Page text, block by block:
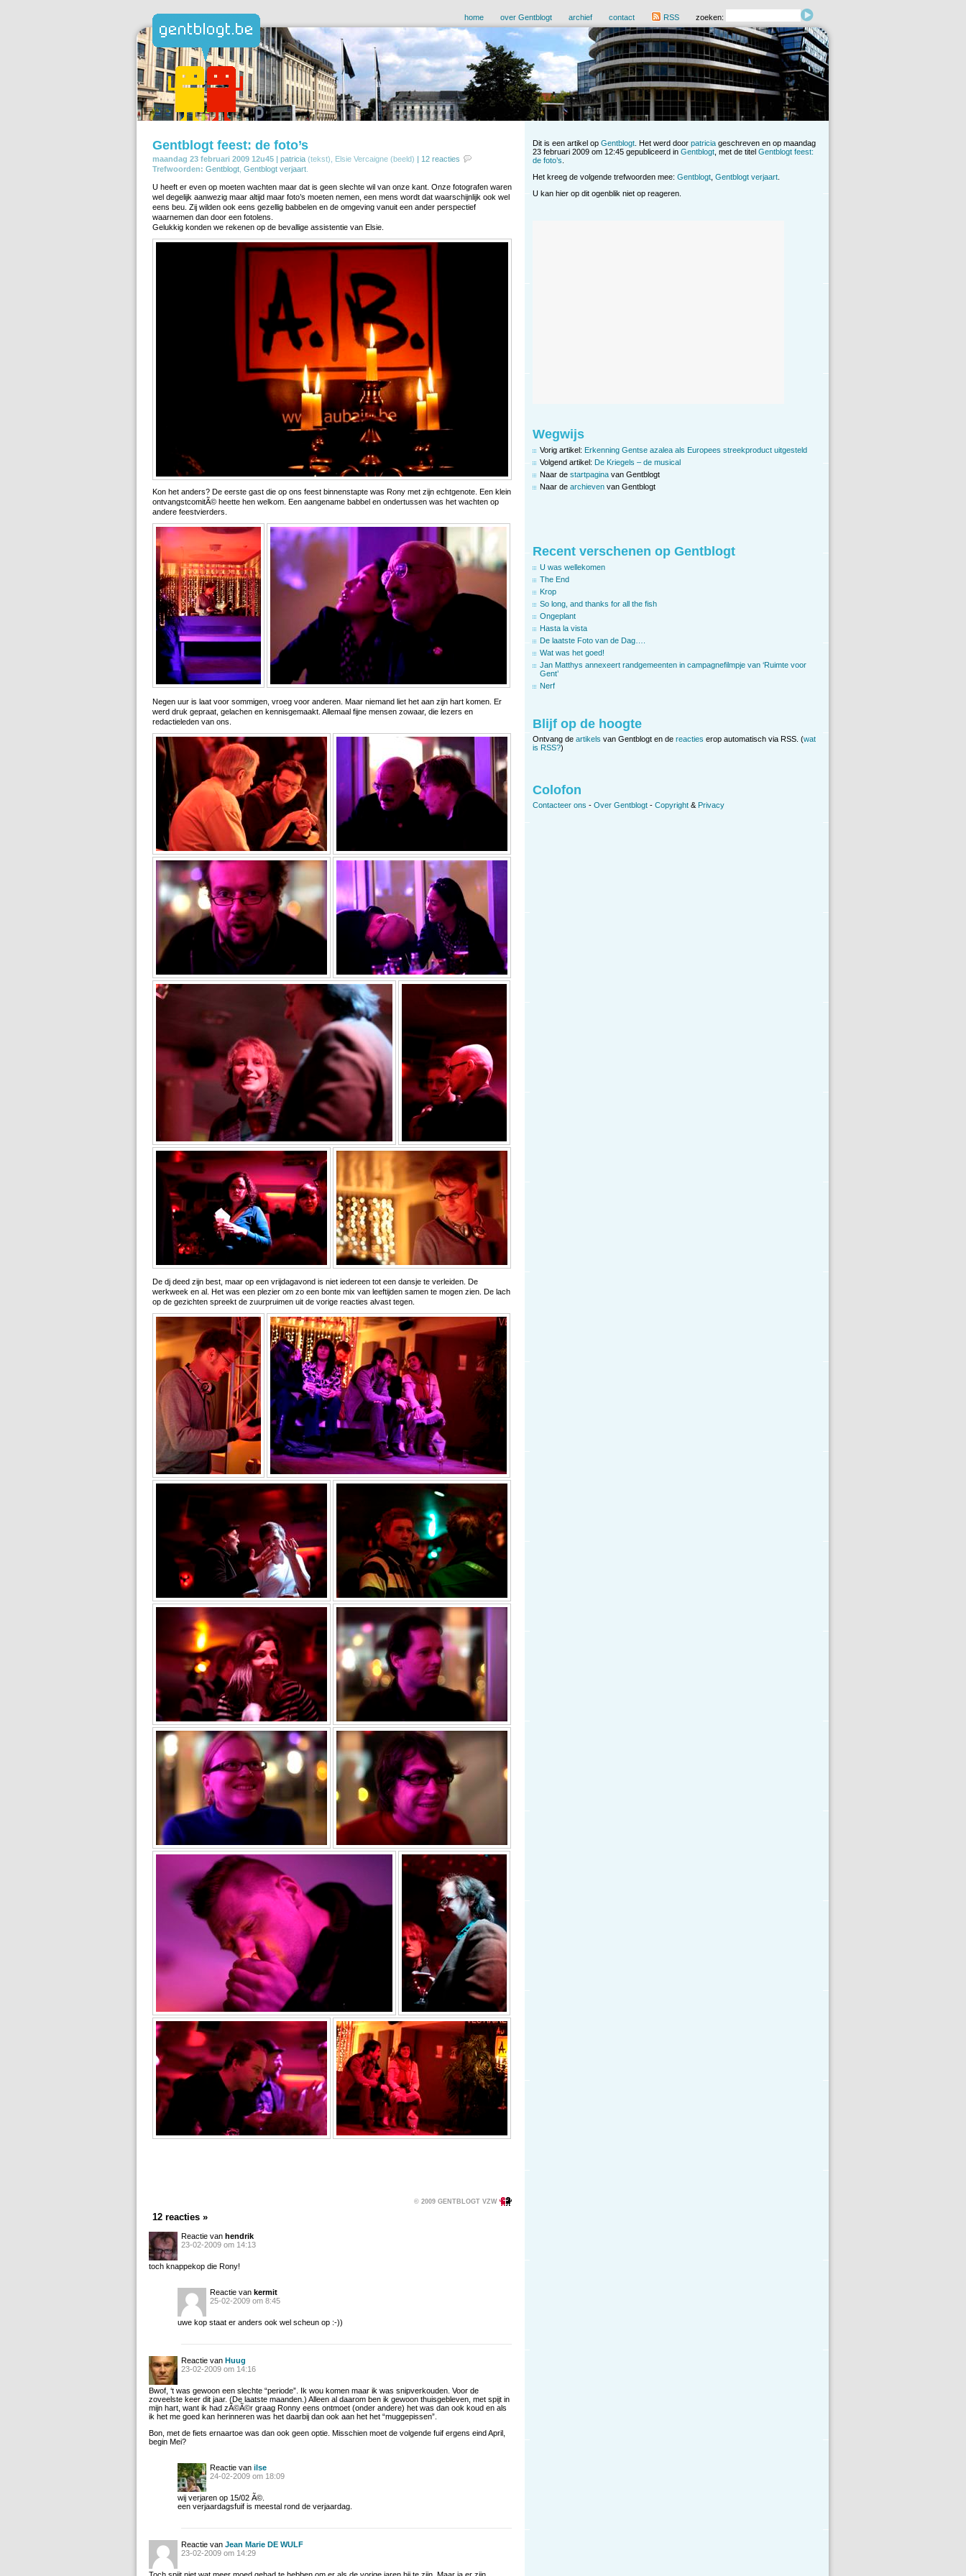
home over Gentblogt archief contact RSS zoeken:
Gentblogt feest: de foto’s
maandag 23 februari 2009 12u45 | patricia (tekst), Elsie Vercaigne (beeld) | 12 reacties
Trefwoorden: Gentblogt Gentblogt verjaart
U heeft er even op moeten wachten maar dat is geen slechte wil van onze kant. Onze fotografen waren
wel degelijk aanwezig maar altijd maar foto’s moeten nemen, een mens wordt dat waarschijnlijk ook wel
eens beu. Zij wilden ook eens gezellig babbelen en de omgeving vanuit een ander perspectief
waarnemen dan door een fotolens.
Gelukkig konden we rekenen op de bevallige assistentie van Elsie.
Kon het anders? De eerste gast die op ons feest binnenstapte was Rony met zijn echtgenote. Een klein
ontvangstcomitÃ© heette hen welkom. Een aangename babbel en ondertussen was het wachten op
andere feestvierders.
Negen uur is laat voor sommigen, vroeg voor anderen. Maar niemand liet het aan zijn hart komen. Er
werd druk gepraat, gelachen en kennisgemaakt. Allemaal fijne mensen zowaar, die lezers en
redactieleden van ons.
De dj deed zijn best, maar op een vrijdagavond is niet iedereen tot een dansje te verleiden. De
werkweek en al. Het was een plezier om zo een bonte mix van leeftijden samen te mogen zien. De lach
op de gezichten spreekt de zuurpruimen uit de vorige reacties alvast tegen.
© 2009 GENTBLOGT VZW
12 reacties »
Reactie van hendrik
23-02-2009 om 14:13
toch knappekop die Rony!
Reactie van kermit
25-02-2009 om 8:45
uwe kop staat er anders ook wel scheun op :-))
Reactie van Huug
23-02-2009 om 14:16
Bwof, ‘t was gewoon een slechte “periode”. Ik wou komen maar ik was snipverkouden. Voor de
zoveelste keer dit jaar. (De laatste maanden.) Alleen al daarom ben ik gewoon thuisgebleven, met spijt in
mijn hart, want ik had zÃ©Ã©r graag Ronny eens ontmoet (onder andere) het was dan ook koud en als
ik het me goed kan herinneren was het daarbij dan ook aan het het “muggepissen”.
Bon, met de fiets ernaartoe was dan ook geen optie. Misschien moet de volgende fuif ergens eind April,
begin Mei?
Reactie van ilse
24-02-2009 om 18:09
wij verjaren op 15/02 Ã©.
een verjaardagsfuif is meestal rond de verjaardag.
Reactie van Jean Marie DE WULF
23-02-2009 om 14:29
Dit is een artikel op Gentblogt . Het werd door patricia geschreven en op maandag
23 februari 2009 om 12:45 gepubliceerd in Gentblogt , met de titel Gentblogt feest:
de foto’s
Het kreeg de volgende trefwoorden mee: Gentblogt Gentblogt verjaart
U kan hier op dit ogenblik niet op reageren.
Wegwijs
Vorig artikel: Erkenning Gentse azalea als Europees streekproduct uitgesteld
Volgend artikel: De Kriegels – de musical
Naar de startpagina van Gentblogt
Naar de archieven van Gentblogt
Recent verschenen op Gentblogt
U was wellekomen
The End
Krop
So long, and thanks for all the fish
Ongeplant
Hasta la vista
De laatste Foto van de Dag….
Wat was het goed!
Jan Matthys annexeert randgemeenten in campagnefilmpje van ‘Ruimte voor
Gent’
Nerf
Blijf op de hoogte
Ontvang de artikels van Gentblogt en de reacties erop automatisch via RSS. (wat
is RSS?)
Colofon
Contacteer ons - Over Gentblogt - Copyright & Privacy